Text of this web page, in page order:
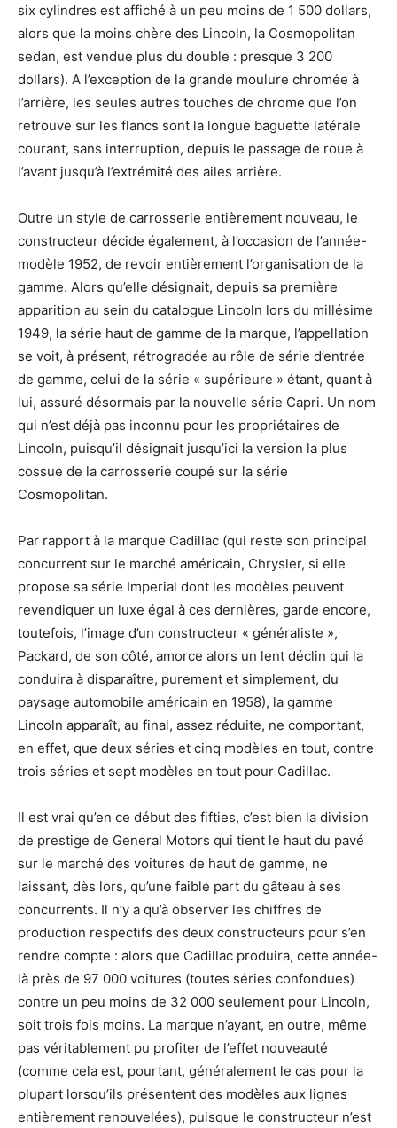
six cylindres est affiché à un peu moins de 1 500 dollars,
alors que la moins chère des Lincoln, la Cosmopolitan
sedan, est vendue plus du double : presque 3 200
dollars). A l’exception de la grande moulure chromée à
l’arrière, les seules autres touches de chrome que l’on
retrouve sur les flancs sont la longue baguette latérale
courant, sans interruption, depuis le passage de roue à
l’avant jusqu’à l’extrémité des ailes arrière.
Outre un style de carrosserie entièrement nouveau, le
constructeur décide également, à l’occasion de l’année-
modèle 1952, de revoir entièrement l’organisation de la
gamme. Alors qu’elle désignait, depuis sa première
apparition au sein du catalogue Lincoln lors du millésime
1949, la série haut de gamme de la marque, l’appellation
se voit, à présent, rétrogradée au rôle de série d’entrée
de gamme, celui de la série « supérieure » étant, quant à
lui, assuré désormais par la nouvelle série Capri. Un nom
qui n’est déjà pas inconnu pour les propriétaires de
Lincoln, puisqu’il désignait jusqu’ici la version la plus
cossue de la carrosserie coupé sur la série
Cosmopolitan.
Par rapport à la marque Cadillac (qui reste son principal
concurrent sur le marché américain, Chrysler, si elle
propose sa série Imperial dont les modèles peuvent
revendiquer un luxe égal à ces dernières, garde encore,
toutefois, l’image d’un constructeur « généraliste »,
Packard, de son côté, amorce alors un lent déclin qui la
conduira à disparaître, purement et simplement, du
paysage automobile américain en 1958), la gamme
Lincoln apparaît, au final, assez réduite, ne comportant,
en effet, que deux séries et cinq modèles en tout, contre
trois séries et sept modèles en tout pour Cadillac.
Il est vrai qu’en ce début des fifties, c’est bien la division
de prestige de General Motors qui tient le haut du pavé
sur le marché des voitures de haut de gamme, ne
laissant, dès lors, qu’une faible part du gâteau à ses
concurrents. Il n’y a qu’à observer les chiffres de
production respectifs des deux constructeurs pour s’en
rendre compte : alors que Cadillac produira, cette année-
là près de 97 000 voitures (toutes séries confondues)
contre un peu moins de 32 000 seulement pour Lincoln,
soit trois fois moins. La marque n’ayant, en outre, même
pas véritablement pu profiter de l’effet nouveauté
(comme cela est, pourtant, généralement le cas pour la
plupart lorsqu’ils présentent des modèles aux lignes
entièrement renouvelées), puisque le constructeur n’est